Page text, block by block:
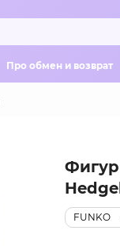
Про обмен и возврат
FUNKO